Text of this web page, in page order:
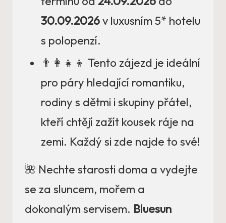
30.09.2026v luxusním 5* hotelu
s polopenzí.
👨‍👩‍👧‍👦 Tento zájezd je ideální
pro páry hledající romantiku,
rodiny s dětmi i skupiny přátel,
kteří chtějí zažít kousek ráje na
zemi. Každý si zde najde to své!
🌺 Nechte starosti doma a vydejte
se za sluncem, mořem a
dokonalým servisem. Bluesun